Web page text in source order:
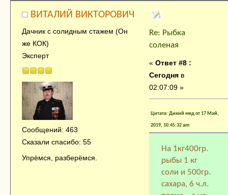
ВИТАЛИЙ ВИКТОРОВИЧ
Дачник с солидным стажем (Он
же КОК)
Эксперт
Сообщений: 463
Сказали спасибо: 55
Упрёмся, разберёмся.
Re: Рыбка
соленая
« Ответ #8 :
Сегодня в
02:07:09 »
Цитата: Дикий мед от 17 Май,
2019, 10:45:32 am
На 1кг400гр.
рыбы 1 кг
соли и 500гр.
сахара, 6 ч.л.